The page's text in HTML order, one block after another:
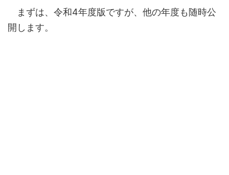
まずは、令和4年度版ですが、他の年度も随時公
開します。